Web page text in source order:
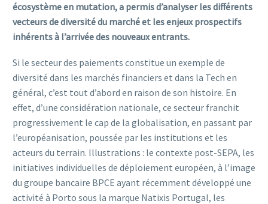
écosystème en mutation, a permis d’analyser les différents
vecteurs de diversité du marché et les enjeux prospectifs
inhérents à l’arrivée des nouveaux entrants.
Si le secteur des paiements constitue un exemple de
diversité dans les marchés financiers et dans la Tech en
général, c’est tout d’abord en raison de son histoire. En
effet, d’une considération nationale, ce secteur franchit
progressivement le cap de la globalisation, en passant par
l’européanisation, poussée par les institutions et les
acteurs du terrain. Illustrations : le contexte post-SEPA, les
initiatives individuelles de déploiement européen, à l’image
du groupe bancaire BPCE ayant récemment développé une
activité à Porto sous la marque Natixis Portugal, les